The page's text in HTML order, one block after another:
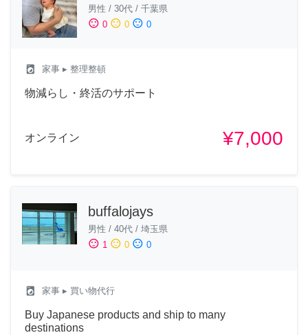
男性 / 30代 / 千葉県
sentiment_satisfied 0 sentiment_neutral 0 sentiment_dissatisfied 0
local_laundry_service 家事 ▸ 整理整頓
物減らし・終活のサポート
オンライン ¥7,000
buffalojays
男性 / 40代 / 埼玉県
sentiment_satisfied 1 sentiment_neutral 0 sentiment_dissatisfied 0
local_laundry_service 家事 ▸ 買い物代行
Buy Japanese products and ship to many
destinations